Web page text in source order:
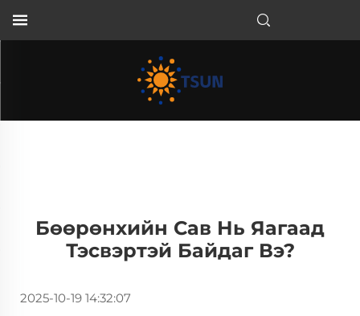
Бөөрөнхийн Сав Нь Яагаад
Тэсвэртэй Байдаг Вэ?
2025-10-19 14:32:07